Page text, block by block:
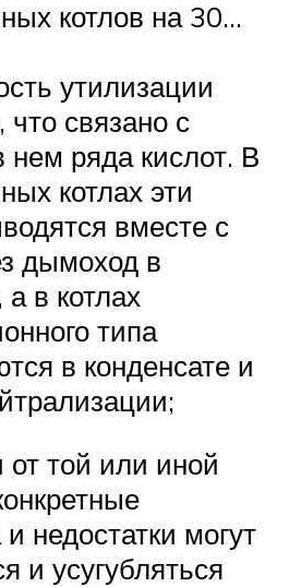
котлов на 30…
утилизации
что связано с
ряда кислот. В
котлах эти
вместе с
дымоход в
в котлах
типа
в конденсате и
той или иной
недостатки могут
и усугубляться